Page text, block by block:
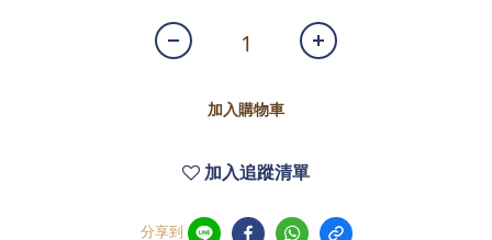
加入購物車
加入追蹤清單
分享到